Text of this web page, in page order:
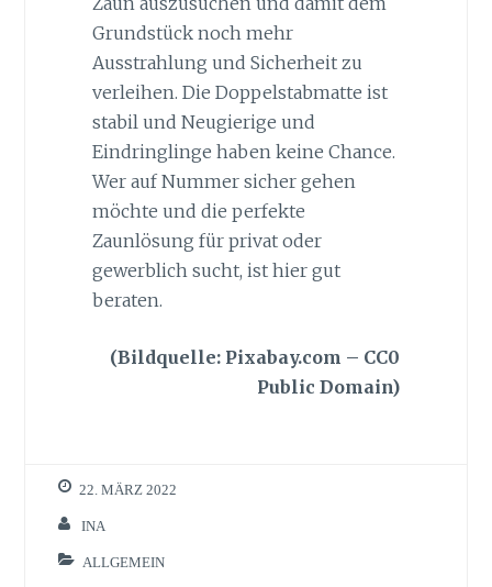
Grundstück noch mehr
Ausstrahlung und Sicherheit zu
verleihen. Die Doppelstabmatte ist
stabil und Neugierige und
Eindringlinge haben keine Chance.
Wer auf Nummer sicher gehen
möchte und die perfekte
Zaunlösung für privat oder
gewerblich sucht, ist hier gut
beraten.
(Bildquelle: Pixabay.com – CC0
Public Domain)
22. MÄRZ 2022
INA
ALLGEMEIN